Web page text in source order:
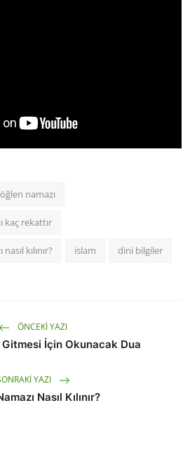
öğlen namazı
kaç rekattır
kılınır? islam dini bilgiler
ÖNCEKI YAZI
İçin Okunacak Dua
YAZI
Nasıl Kılınır?